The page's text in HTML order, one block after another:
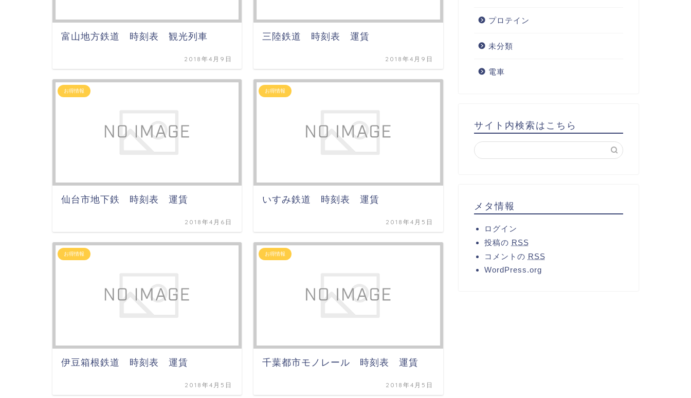
富山地方鉄道 時刻表 観光列車
2018年4月9日
三陸鉄道 時刻表 運賃
2018年4月9日
お得情報
仙台市地下鉄 時刻表 運賃
2018年4月6日
お得情報
いすみ鉄道 時刻表 運賃
2018年4月5日
お得情報
伊豆箱根鉄道 時刻表 運賃
2018年4月5日
お得情報
千葉都市モノレール 時刻表 運賃
2018年4月5日
プロテイン
未分類
電車
サイト内検索はこちら
メタ情報
ログイン
投稿の RSS
コメントの RSS
WordPress.org